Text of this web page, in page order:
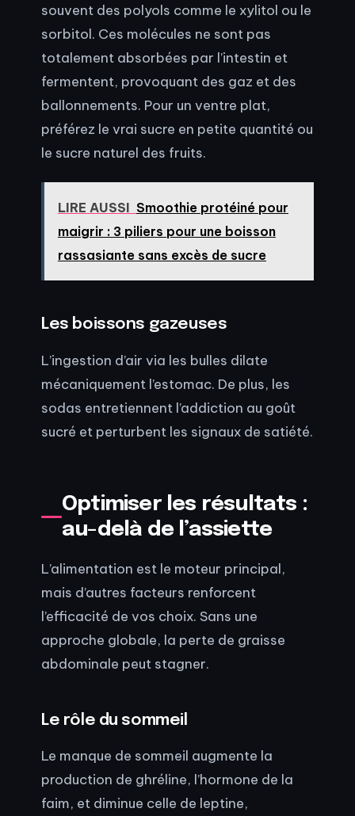
souvent des polyols comme le xylitol ou le
sorbitol. Ces molécules ne sont pas
totalement absorbées par l’intestin et
fermentent, provoquant des gaz et des
ballonnements. Pour un ventre plat,
préférez le vrai sucre en petite quantité ou
le sucre naturel des fruits.
LIRE AUSSI Smoothie protéiné pour
maigrir : 3 piliers pour une boisson
rassasiante sans excès de sucre
Les boissons gazeuses
L’ingestion d’air via les bulles dilate
mécaniquement l’estomac. De plus, les
sodas entretiennent l’addiction au goût
sucré et perturbent les signaux de satiété.
Optimiser les résultats :
au-delà de l’assiette
L’alimentation est le moteur principal,
mais d’autres facteurs renforcent
l’efficacité de vos choix. Sans une
approche globale, la perte de graisse
abdominale peut stagner.
Le rôle du sommeil
Le manque de sommeil augmente la
production de ghréline, l’hormone de la
faim, et diminue celle de leptine,